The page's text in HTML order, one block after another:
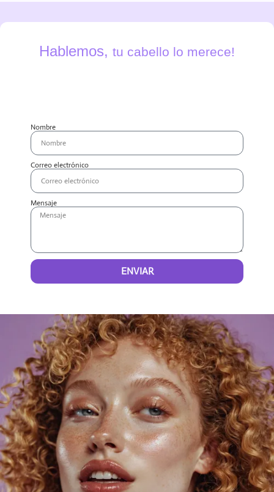
Hablemos, tu cabello lo merece!
Nombre
Correo electrónico
Mensaje
ENVIAR